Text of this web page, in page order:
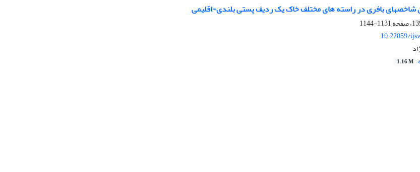
بافری در راسته های مختلف خاک یک ردیف پستی بلندی-اقلیمی
1131-1144
10.22059/
1.16 M